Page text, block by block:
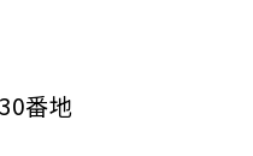
番地